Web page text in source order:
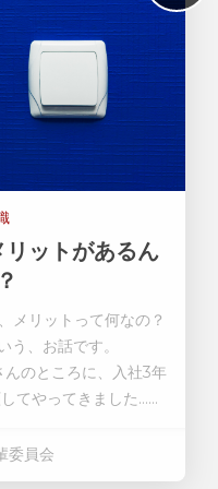
ットがあるん
メリットって何なの？
う、お話です。
のところに、入社3年
てやってきました……
委員会